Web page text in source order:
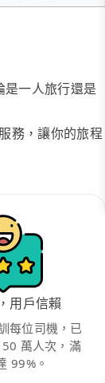
一人旅行還是
務，讓你的旅程
用戶信賴
每位司機，已
萬人次，滿
99%。